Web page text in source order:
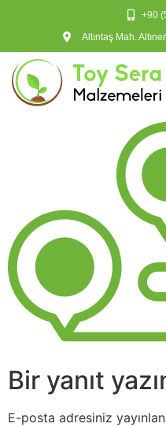
+90
Altıntaş Mah.
Bir yanıt
E-posta adresiniz